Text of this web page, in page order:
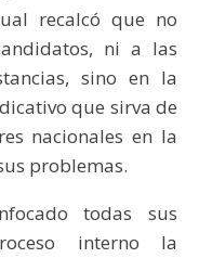
recalcó que no
ni a las
sino en la
que sirva de
nacionales en la
problemas.
todas sus
interno la